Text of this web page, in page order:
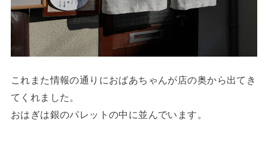
これまた情報の通りにおばあちゃんが店の奥から出てき
てくれました。
おはぎは銀のパレットの中に並んでいます。